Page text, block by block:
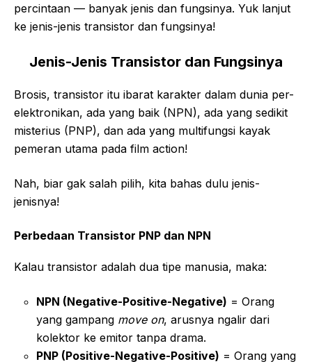
percintaan — banyak jenis dan fungsinya. Yuk lanjut
ke jenis-jenis transistor dan fungsinya!
Jenis-Jenis Transistor dan Fungsinya
Brosis, transistor itu ibarat karakter dalam dunia per-
elektronikan, ada yang baik (NPN), ada yang sedikit
misterius (PNP), dan ada yang multifungsi kayak
pemeran utama pada film action!
Nah, biar gak salah pilih, kita bahas dulu jenis-
jenisnya!
Perbedaan Transistor PNP dan NPN
Kalau transistor adalah dua tipe manusia, maka:
NPN (Negative-Positive-Negative) = Orang
yang gampang move on, arusnya ngalir dari
kolektor ke emitor tanpa drama.
PNP (Positive-Negative-Positive) = Orang yang